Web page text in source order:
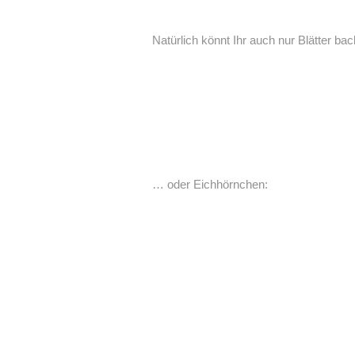
Natürlich könnt Ihr auch nur Blätter
… oder Eichhörnchen: